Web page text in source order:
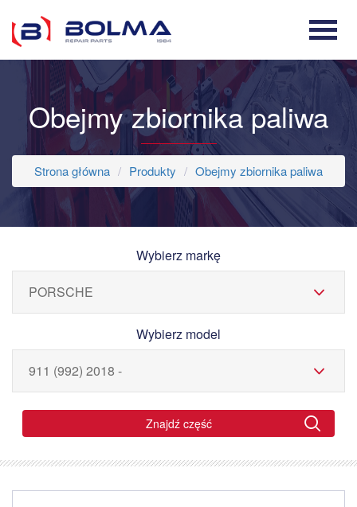
Obejmy zbiornika paliwa
Strona główna Produkty Obejmy zbiornika paliwa
Wybierz markę
Wybierz model
Znajdź część